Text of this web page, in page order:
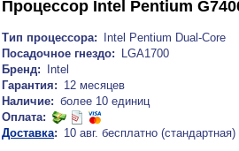
Процессор Intel Pentium
Тип процессора:
Intel Pentium Dual-Core
Посадочное гнездо:
LGA1700
Бренд:
Intel
Гарантия: 12 месяцев
Наличие: более 10 единиц
Оплата:
Доставка: 10 авг. бесплатно (стандартная)